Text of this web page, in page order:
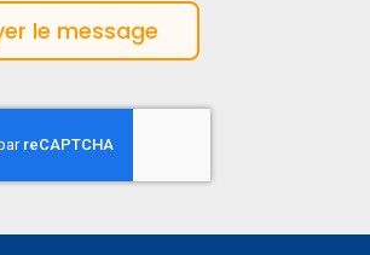
le message